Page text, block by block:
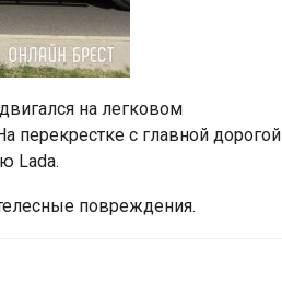
на легковом
перекрестке с главной дорогой
Lada.
повреждения.